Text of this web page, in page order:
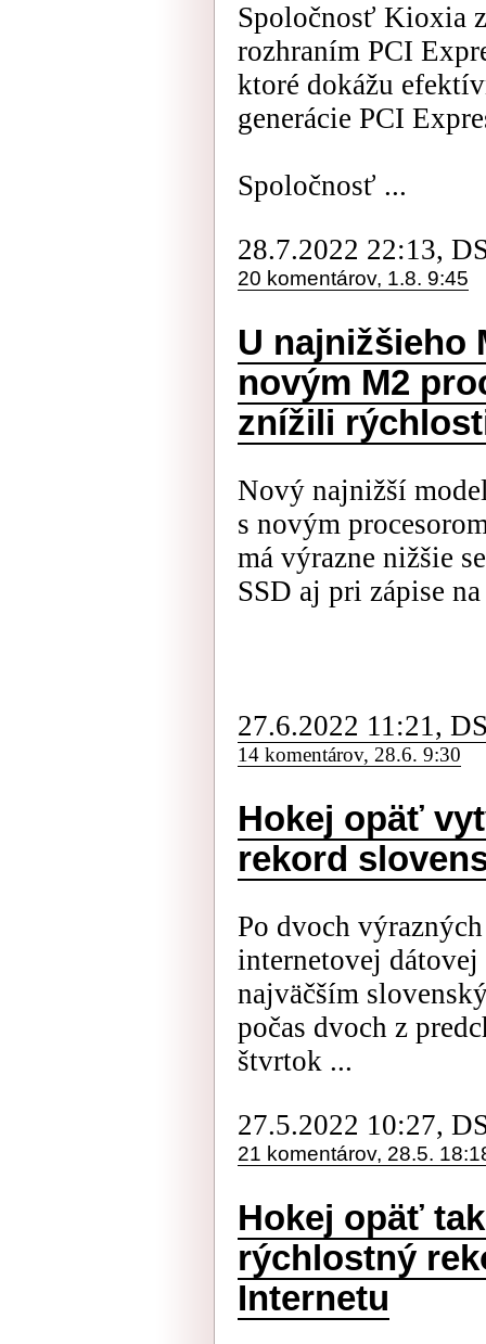
Spoločnosť Kioxia
rozhraním PCI
ktoré dokážu
generácie PCI
Spoločnosť ...
28.7.2022 22:13,
20 komentárov, 1.8. 9:45
U najnižšieho
novým M2
znížili
Nový najnižší
s novým
má výrazne nižšie
SSD aj pri zápise
27.6.2022 11:21,
14 komentárov, 28.6. 9:30
Hokej opäť
rekord
Po dvoch
internetovej dátovej
najväčším
počas dvoch z
štvrtok ...
27.5.2022 10:27,
21 komentárov, 28.5.
Hokej opäť
rýchlostný
Internetu